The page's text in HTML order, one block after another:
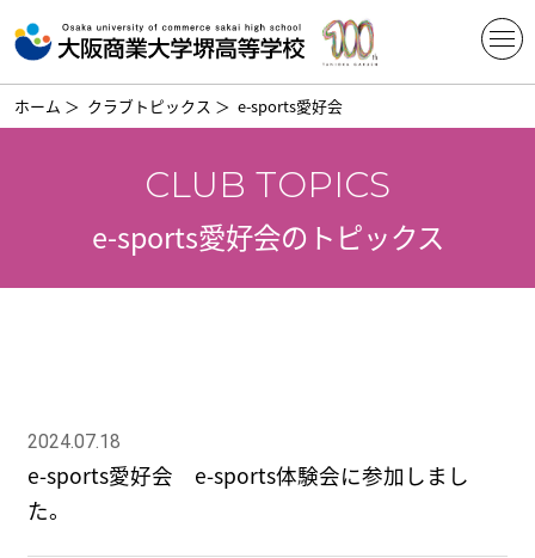
ホーム ＞ クラブトピックス ＞ e-sports愛好会
CLUB TOPICS
e-sports愛好会のトピックス
2024.07.18
e-sports愛好会 e-sports体験会に参加しまし
た。